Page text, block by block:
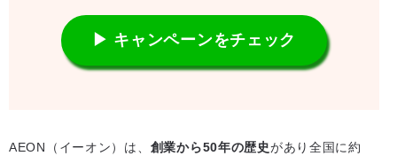
▶ キャンペーンをチェック
AEON（イーオン）は、 創業から50年の歴史があり全国に約